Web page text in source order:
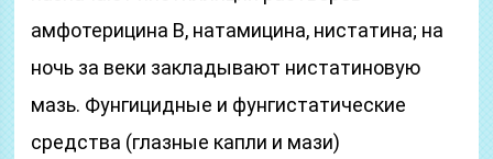
амфотерицина В, натамицина, нистатина; на
ночь за веки закладывают нистатиновую
мазь. Фунгицидные и фунгистатические
средства (глазные капли и мази)